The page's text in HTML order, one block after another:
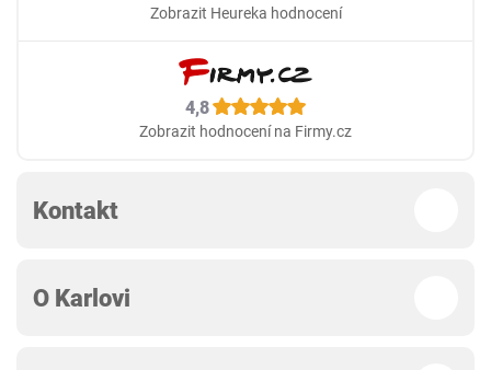
Zobrazit Heureka hodnocení
4,8
Zobrazit hodnocení na Firmy.cz
Kontakt
O Karlovi